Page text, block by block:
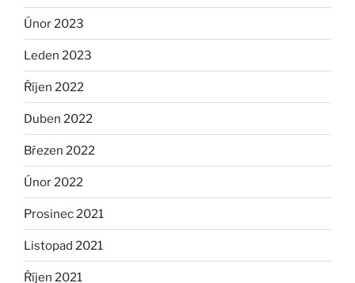
Únor 2023
Leden 2023
Říjen 2022
Duben 2022
Březen 2022
Únor 2022
Prosinec 2021
Listopad 2021
Říjen 2021